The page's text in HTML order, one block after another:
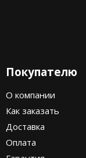
Покупателю
О компании
Как заказать
Доставка
Оплата